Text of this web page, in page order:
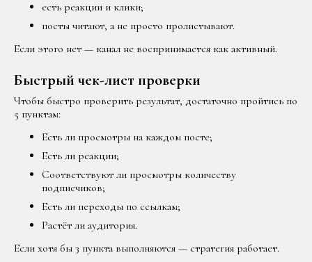
есть реакции и клики;
посты читают, а не просто пролистывают.
Если этого нет — канал не воспринимается как активный.
Быстрый чек-лист проверки
Чтобы быстро проверить результат, достаточно пройтись по
5 пунктам:
Есть ли просмотры на каждом посте;
Есть ли реакции;
Соответствуют ли просмотры количеству
подписчиков;
Есть ли переходы по ссылкам;
Растёт ли аудитория.
Если хотя бы 3 пункта выполняются — стратегия работает.